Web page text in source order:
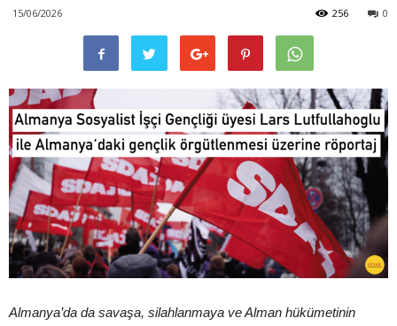
15/06/2026 0
256
Almanya’da da savaşa, silahlanmaya ve Alman hükümetinin